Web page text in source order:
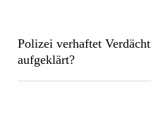
Polizei verhaftet
aufgeklärt?